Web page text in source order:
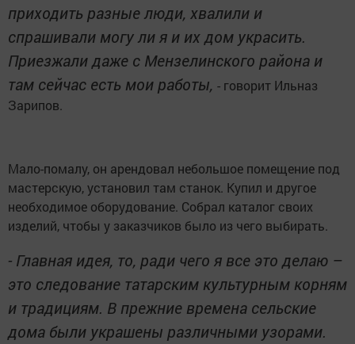
приходить разные люди, хвалили и
спрашивали могу ли я и их дом украсить.
Приезжали даже с Мензелинского района и
там сейчас есть мои работы, - говорит Ильназ
Зарипов.
Мало-помалу, он арендовал небольшое помещение под
мастерскую, установил там станок. Купил и другое
необходимое оборудование. Собрал каталог своих
изделий, чтобы у заказчиков было из чего выбирать.
- Главная идея, то, ради чего я все это делаю –
это следование татарским культурным корням
и традициям. В прежние времена сельские
дома были украшены различными узорами.